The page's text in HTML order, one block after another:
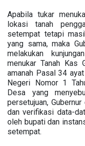
Apabila tukar
lokasi tanah
setempat tetapi
yang sama, maka
melakukan
menukar Tanah Kas
amanah Pasal 34
Negeri Nomor 1
Desa yang
persetujuan,
dan verifikasi data-
oleh bupati dan
setempat.